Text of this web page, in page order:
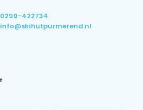
0299-422734
info@skihutpurmerend.nl